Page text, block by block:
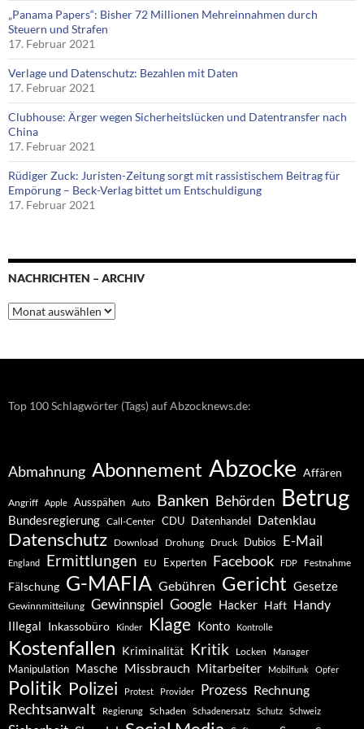
„Panama Papers“: Bisher 72 Millionen Mehreinnahmen durch
Steuern und Strafen
17. Februar 2021
Verlage und Datenschutz: Bezahlen mit Daten
17. Februar 2021
Clubhouse: Ärger wegen Sicherheitslücken und Datentransfer nach
China
17. Februar 2021
Rüdiger Zuck: Juristen-Zeitung sorgt mit rassistischem Beitrag für
Empörung – Beck-Verlag bittet um Entschuldigung
17. Februar 2021
NACHRICHTEN – ARCHIV
Nachrichten
–
Top 100 Schlagwörter (Tags) auf Abzocknews.de:
Abmahnung Abonnement Abzocke Affären
Angriff Apple Ausspähen Auto Banken Behörden Betrug
Bundesregierung Call-Center CDU Datenhandel Datenklau
Datenschutz Download Drohung Druck Dubios E-Mail
England Ermittlungen EU Experten Facebook FDP Festnahme
Fälschung G-MAFIA Gebühren Gericht Gesetze
Gewinnmitteilung Gewinnspiel Google Hacker Haft Handy
Illegal Inkassobüro Kinder Klage Konto Kontrolle
Kostenfallen Kriminalität Kritik Locken Manager
Manipulation Masche Missbrauch Mitarbeiter Mobilfunk Opfer
Politik Polizei Protest Provider Prozess Rechnung
Rechtsanwalt Regierung Schaden Schadenersatz Schutz Schweiz